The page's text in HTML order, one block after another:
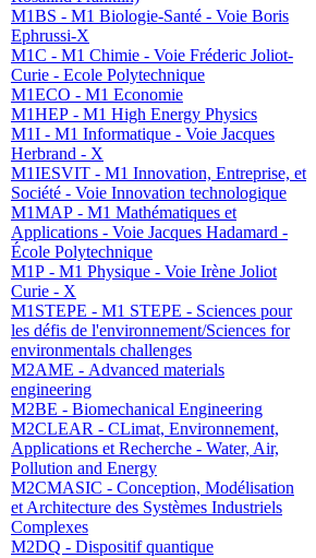
M1BS - M1 Biologie-Santé - Voie Boris
Ephrussi-X
M1C - M1 Chimie - Voie Fréderic Joliot-
Curie - Ecole Polytechnique
M1ECO - M1 Economie
M1HEP - M1 High Energy Physics
M1I - M1 Informatique - Voie Jacques
Herbrand - X
M1IESVIT - M1 Innovation, Entreprise, et
Société - Voie Innovation technologique
M1MAP - M1 Mathématiques et
Applications - Voie Jacques Hadamard -
École Polytechnique
M1P - M1 Physique - Voie Irène Joliot
Curie - X
M1STEPE - M1 STEPE - Sciences pour
les défis de l'environnement/Sciences for
environmentals challenges
M2AME - Advanced materials
engineering
M2BE - Biomechanical Engineering
M2CLEAR - CLimat, Environnement,
Applications et Recherche - Water, Air,
Pollution and Energy
M2CMASIC - Conception, Modélisation
et Architecture des Systèmes Industriels
Complexes
M2DQ - Dispositif quantique